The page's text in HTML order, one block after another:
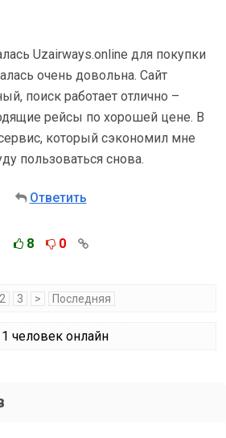
Uzairways.online для покупки
очень довольна. Сайт
поиск работает отлично –
рейсы по хорошей цене. В
который сэкономил мне
пользоваться снова.
Ответить
8 0
2 3 > Последняя
1 человек онлайн